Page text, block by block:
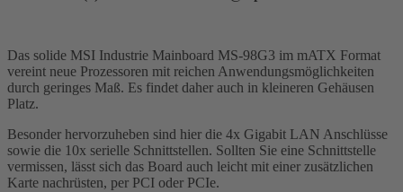
Das solide MSI Industrie Mainboard MS-98G3 im mATX Format
vereint neue Prozessoren mit reichen Anwendungsmöglichkeiten
durch geringes Maß. Es findet daher auch in kleineren Gehäusen
Platz.
Besonder hervorzuheben sind hier die 4x Gigabit LAN Anschlüsse
sowie die 10x serielle Schnittstellen. Sollten Sie eine Schnittstelle
vermissen, lässt sich das Board auch leicht mit einer zusätzlichen
Karte nachrüsten, per PCI oder PCIe.